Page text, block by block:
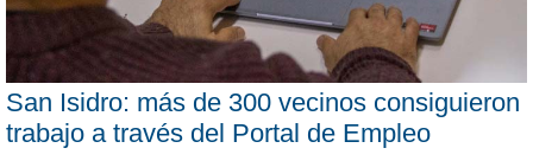
San Isidro: más de 300 vecinos consiguieron
trabajo a través del Portal de Empleo